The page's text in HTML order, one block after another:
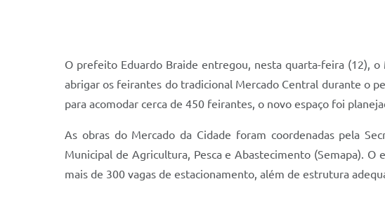
O prefeito Eduardo Braide entregou, nesta quarta-feira (12),
abrigar os feirantes do tradicional Mercado Central durante o
para acomodar cerca de 450 feirantes, o novo espaço foi
As obras do Mercado da Cidade foram coordenadas pela
Municipal de Agricultura, Pesca e Abastecimento (Semapa). O
mais de 300 vagas de estacionamento, além de estrutura